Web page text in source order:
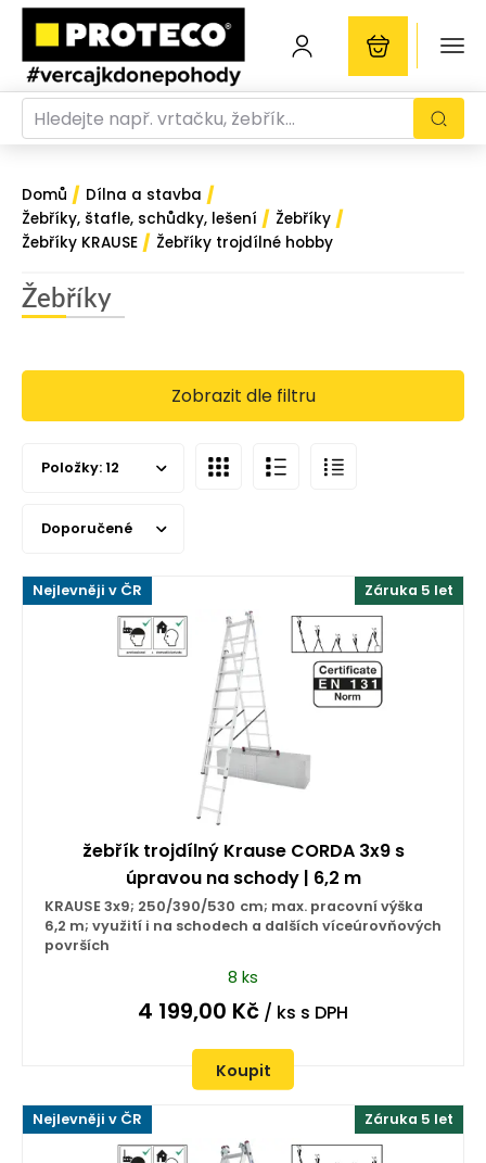
Domů / Dílna a stavba /
Žebříky, štafle, schůdky, lešení / Žebříky /
Žebříky KRAUSE / Žebříky trojdílné hobby
Žebříky
Zobrazit dle filtru
Položky: 12
Doporučené
Záruka 5 let
Nejlevněji v ČR
žebřík trojdílný Krause CORDA 3x9 s
úpravou na schody | 6,2 m
KRAUSE 3x9; 250/390/530 cm; max. pracovní výška
6,2 m; využití i na schodech a dalších víceúrovňových
površích
8 ks
4 199,00 Kč / ks s DPH
Koupit
Záruka 5 let
Nejlevněji v ČR